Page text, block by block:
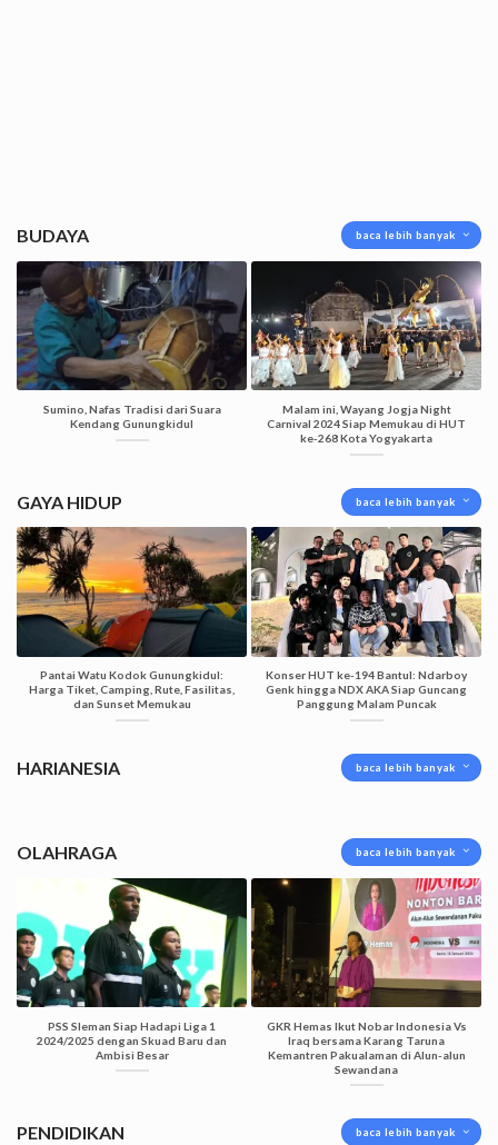
BUDAYA baca lebih banyak
Sumino, Nafas Tradisi dari Suara
Kendang Gunungkidul
Malam ini, Wayang Jogja Night
Carnival 2024 Siap Memukau di HUT
ke-268 Kota Yogyakarta
GAYA HIDUP baca lebih banyak
Pantai Watu Kodok Gunungkidul:
Harga Tiket, Camping, Rute, Fasilitas,
dan Sunset Memukau
Konser HUT ke-194 Bantul: Ndarboy
Genk hingga NDX AKA Siap Guncang
Panggung Malam Puncak
HARIANESIA baca lebih banyak
OLAHRAGA baca lebih banyak
PSS Sleman Siap Hadapi Liga 1
2024/2025 dengan Skuad Baru dan
Ambisi Besar
GKR Hemas Ikut Nobar Indonesia Vs
Iraq bersama Karang Taruna
Kemantren Pakualaman di Alun-alun
Sewandana
PENDIDIKAN baca lebih banyak